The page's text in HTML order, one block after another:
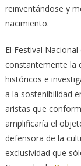
reinventándose y
nacimiento.
El Festival
constantemente la
históricos e
a la sostenibilidad
aristas que
amplificaría el
defensora de la
exclusividad que